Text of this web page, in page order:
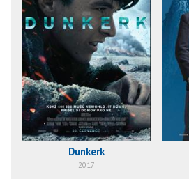
Dunkerk
2017